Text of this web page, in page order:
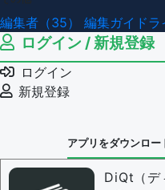
編集者（35） 編集ガイドラ
ログイン / 新規登録
ログイン
新規登録
アプリをダウンロー
DiQt（デ